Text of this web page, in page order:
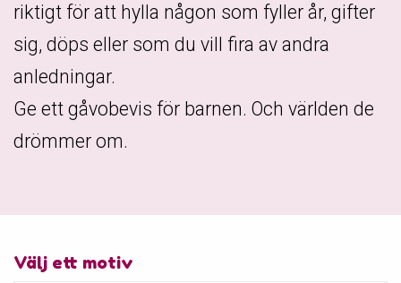
riktigt för att hylla någon som fyller år, gifter
sig, döps eller som du vill fira av andra
anledningar.
Ge ett gåvobevis för barnen. Och världen de
drömmer om.
Välj ett motiv